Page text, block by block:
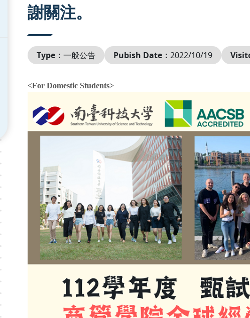
謝關注。
Type： 一般公告 Pubish Date： 2022/10/19
<For Domestic Students>